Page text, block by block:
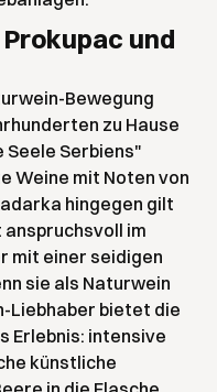
und
Bewegung
zu Hause
Seele Serbiens"
Weine mit Noten von
hingegen gilt
anspruchsvoll im
mit einer seidigen
sie als Naturwein
Liebhaber bietet die
Erlebnis: intensive
künstliche